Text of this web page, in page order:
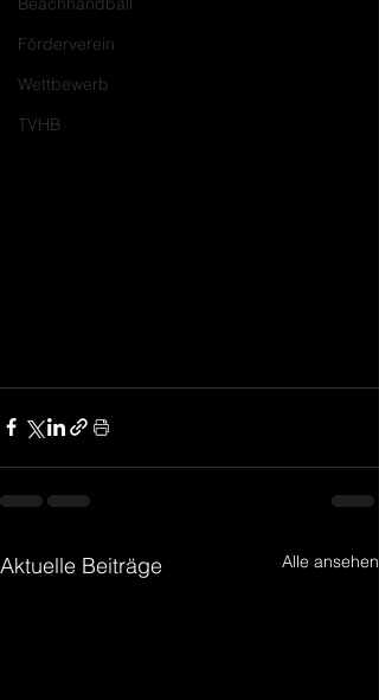
Förderverein
Wettbewerb
TVHB
Aktuelle Beiträge Alle ansehen